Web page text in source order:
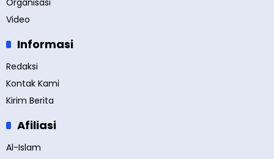
Organisasi
Video
Informasi
Redaksi
Kontak Kami
Kirim Berita
Afiliasi
Al-Islam